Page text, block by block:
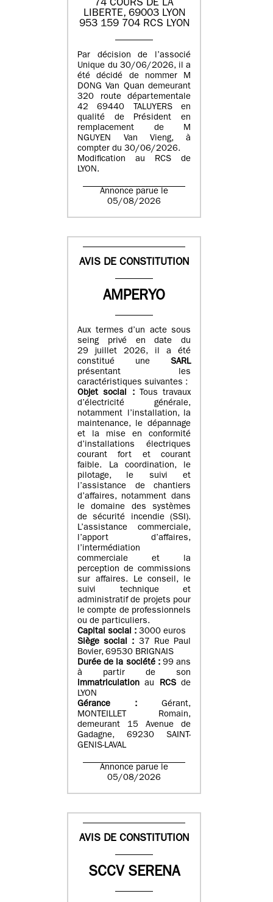
74 COURS DE LA
LIBERTE, 69003 LYON
953 159 704 RCS LYON
Par décision de l’associé
Unique du 30/06/2026, il a
été décidé de nommer M
DONG Van Quan demeurant
320 route départementale
42 69440 TALUYERS en
qualité de Président en
remplacement de M
NGUYEN Van Vieng, à
compter du 30/06/2026.
Modification au RCS de
LYON.
Annonce parue le
05/08/2026
AVIS DE CONSTITUTION
AMPERYO
Aux termes d’un acte sous
seing privé en date du
29 juillet 2026, il a été
constitué une SARL
présentant les
caractéristiques suivantes :
Objet social :
Tous travaux
d’électricité générale,
notamment l’installation, la
maintenance, le dépannage
et la mise en conformité
d’installations électriques
courant fort et courant
faible. La coordination, le
pilotage, le suivi et
l’assistance de chantiers
d’affaires, notamment dans
le domaine des systèmes
de sécurité incendie (SSI).
L’assistance commerciale,
l’apport d’affaires,
l’intermédiation
commerciale et la
perception de commissions
sur affaires. Le conseil, le
suivi technique et
administratif de projets pour
le compte de professionnels
ou de particuliers.
Capital social : 3000 euros
Siège social : 37 Rue Paul
Bovier, 69530 BRIGNAIS
Durée de la société : 99 ans
à partir de son
immatriculation au RCSde
LYON
Gérance :
Gérant,
MONTEILLET Romain,
demeurant 15 Avenue de
Gadagne, 69230 SAINT-
GENIS-LAVAL
Annonce parue le
05/08/2026
AVIS DE CONSTITUTION
SCCV SERENA